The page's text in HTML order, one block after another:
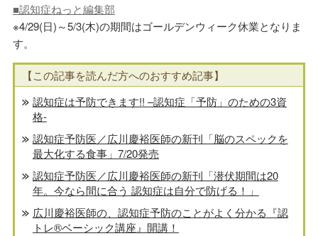
■認知症ねっと編集部
※4/29(日)～5/3(木)の期間はゴールデンウィーク休業となりま
す。
【この記事を読んだ方へのおすすめ記事】
認知症は予防できます!! –認知症「予防」のための3資
格-
認知症予防医／広川慶裕医師の新刊「脳のスペックを
最大化する食事」7/20発売
認知症予防医／広川慶裕医師の新刊「潜伏期間は20
年。今なら間に合う 認知症は自分で防げる！」
広川慶裕医師の、認知症予防のことがよく分かる『認
トレ®️ベーシック講座』開講！